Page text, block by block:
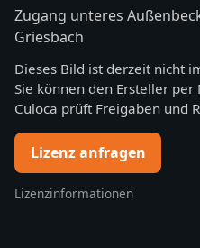
Zugang unteres
Griesbach
Dieses Bild ist derzeit nicht
Sie können den Ersteller
Culoca prüft Freigaben und
Lizenz anfragen
Lizenzinformationen